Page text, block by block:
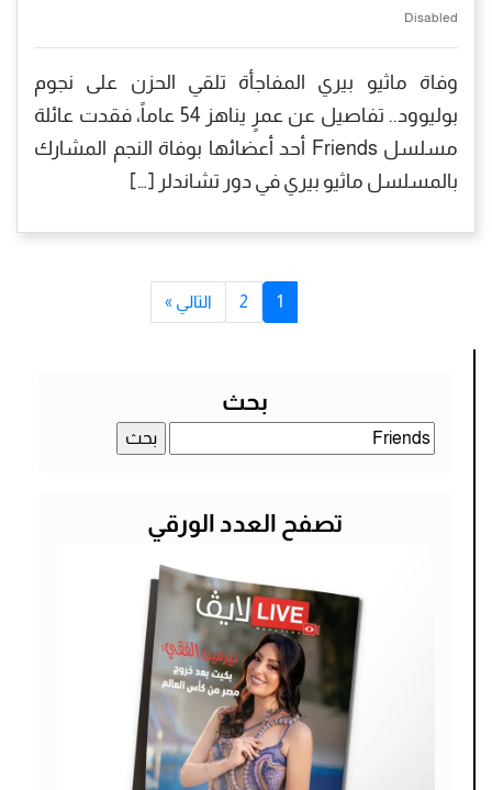
Disabled
وفاة ماثيو بيري المفاجأة تلقي الحزن على نجوم
بوليوود.. تفاصيل عن عمرٍ يناهز 54 عاماً، فقدت عائلة
مسلسل Friends أحد أعضائها بوفاة النجم المشارك
بالمسلسل ماثيو بيري في دور تشاندلر […]
1
2 التالي »
بحث
البحث
عن:
تصفح العدد الورقي